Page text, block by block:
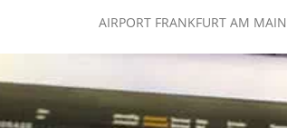
AIRPORT FRANKFURT AM MAIN